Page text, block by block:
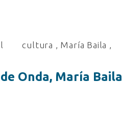
cultura , María Baila ,
Onda, María Baila